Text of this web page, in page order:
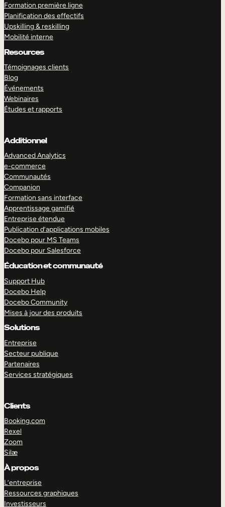
Formation première ligne
Planification des effectifs
Upskilling & reskilling
Mobilité interne
Resources
Témoignages clients
Blog
Événements
Webinaires
Études et rapports
Additionnel
Advanced Analytics
e-commerce
Communautés
Companion
Formation sans interface
Apprentissage gamifié
Entreprise étendue
Publication d’applications mobiles
Docebo pour MS Teams
Docebo pour Salesforce
Éducation et communauté
Support Hub
Docebo Help
Docebo Community
Mises à jour des produits
Solutions
Entreprise
Secteur publique
Partenaires
Services stratégiques
Clients
Booking.com
Rexel
Zoom
Silæ
À propos
L’entreprise
Ressources graphiques
Investisseurs